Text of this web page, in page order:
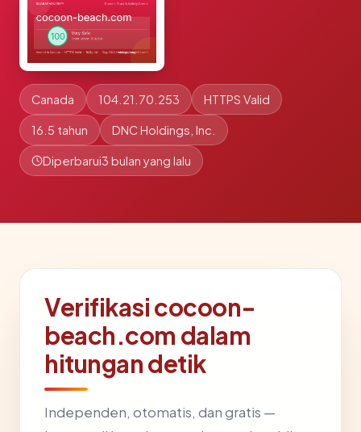
Canada 104.21.70.253 HTTPS Valid
16.5 tahun DNC Holdings, Inc.
Diperbarui3 bulan yang lalu
Verifikasi cocoon-
beach.com dalam
hitungan detik
Independen, otomatis, dan gratis —